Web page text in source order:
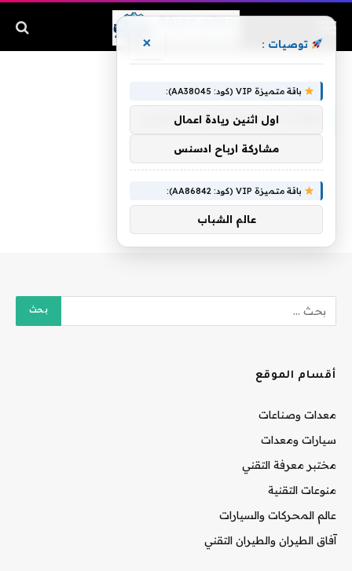
اوقات عمل السوق الصيني
أقسام الموقع
معدات وصناعات
سيارات ومعدات
مختبر معرفة التقني
منوعات التقنية
عالم المحركات والسيارات
آفاق الطيران والطيران التقني
توصيات : ×
باقة متميزة VIP (كود: AA38045):
اول اثنين ريادة اعمال
مشاركة ارباح ادسنس
باقة متميزة VIP (كود: AA86842):
عالم الشباب